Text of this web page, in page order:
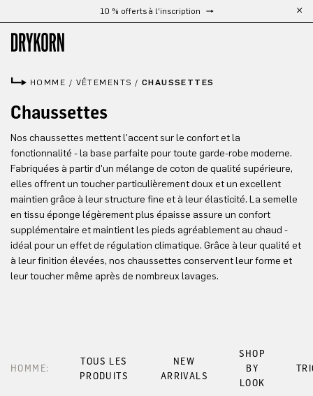
Passer au contenu principal10 % offerts à l'inscription
HOMME / VÊTEMENTS / CHAUSSETTES
Chaussettes
Nos chaussettes mettent l'accent sur le confort et la
fonctionnalité - la base parfaite pour toute garde-robe moderne.
Fabriquées à partir d'un mélange de coton de qualité supérieure,
elles offrent un toucher particulièrement doux et un excellent
maintien grâce à leur structure fine et à leur élasticité. La semelle
en tissu éponge légèrement plus épaisse assure un confort
supplémentaire et maintient les pieds agréablement au chaud -
idéal pour un effet de régulation climatique. Grâce à leur qualité et
à leur finition élevées, nos chaussettes conservent leur forme et
leur toucher même après de nombreux lavages.
HOMME:
TOUS LES
PRODUITS
NEW
ARRIVALS
SHOP
BY
LOOK